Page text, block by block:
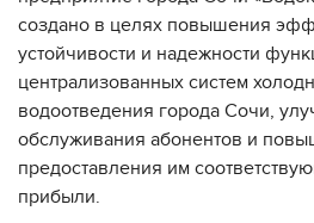
создано в целях повышения
устойчивости и надежности
централизованных систем
водоотведения города Сочи,
обслуживания абонентов и
предоставления им
прибыли.